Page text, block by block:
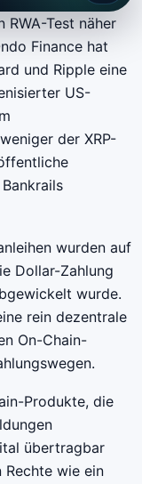
RWA-Test näher
Finance hat
und Ripple eine
US-
der XRP-
wurden auf
Dollar-Zahlung
wurde.
rein dezentrale
On-Chain-
Produkte, die
übertragbar
Rechte wie ein